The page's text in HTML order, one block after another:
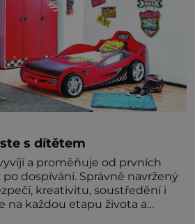
s dítětem
a proměňuje od prvních
dospívání. Správně navržený
kreativitu, soustředění i
na každou etapu života a